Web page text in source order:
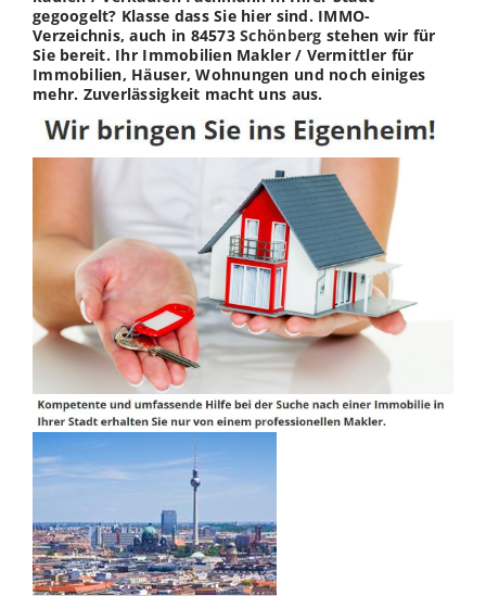
gegoogelt? Klasse dass Sie hier sind. IMMO-
Verzeichnis, auch in 84573Schönberg stehen wir für
Sie bereit. Ihr Immobilien Makler / Vermittler für
Immobilien, Häuser, Wohnungen und noch einiges
mehr. Zuverlässigkeit macht uns aus.